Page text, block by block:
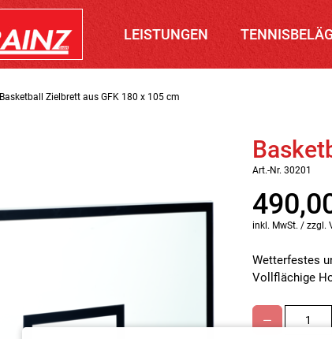
LEISTUNGEN
Basketball Zielbrett aus GFK 180 x 105 cm
Art.-Nr. 30201
inkl. MwSt. / zzgl.
Wetterfestes
Vollflächige